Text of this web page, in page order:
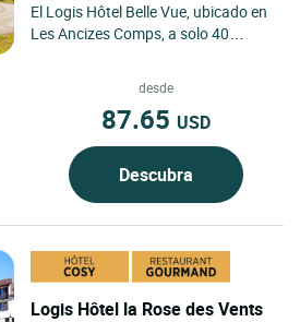
El Logis Hôtel Belle Vue, ubicado en
Les Ancizes Comps, a solo 40
desde
87.65 USD
Descubra
Logis Hôtel la Rose des Vents